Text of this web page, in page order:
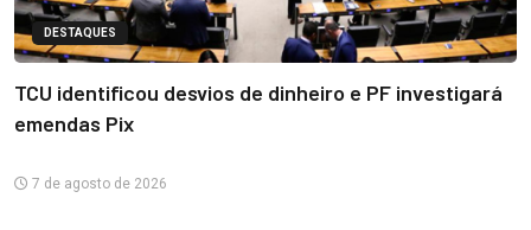
DESTAQUES
TCU identificou desvios de dinheiro e PF investigará
emendas Pix
7 de agosto de 2026